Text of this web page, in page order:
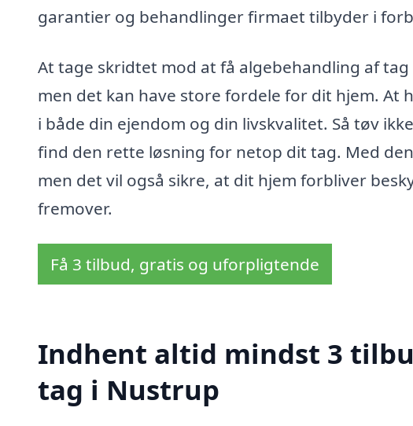
garantier og behandlinger firmaet tilbyder i
At tage skridtet mod at få algebehandling af
men det kan have store fordele for dit hjem.
i både din ejendom og din livskvalitet. Så tøv
find den rette løsning for netop dit tag. Med
men det vil også sikre, at dit hjem forbliver
fremover.
Få 3 tilbud, gratis og uforpligtende
Indhent altid mindst 3
tag i Nustrup